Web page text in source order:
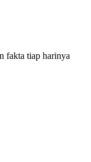
fakta tiap harinya